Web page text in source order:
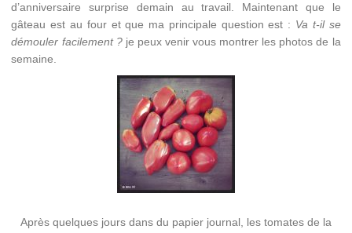
d’anniversaire surprise demain au travail. Maintenant que le
gâteau est au four et que ma principale question est : Va t-il se
démouler facilement ?je peux venir vous montrer les photos de la
semaine.
Après quelques jours dans du papier journal, les tomates de la